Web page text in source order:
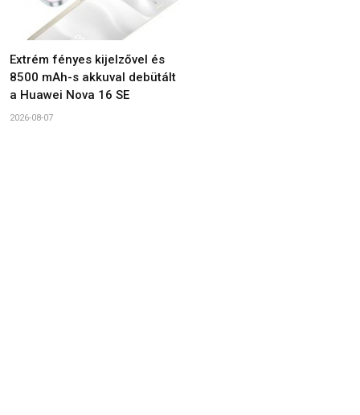
Extrém fényes kijelzővel és
8500 mAh-s akkuval debütált
a Huawei Nova 16 SE
2026-08-07